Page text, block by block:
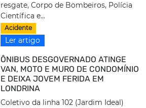
resgate, Corpo de Bombeiros, Polícia
Científica e...
Acidente
Ler artigo
ÔNIBUS DESGOVERNADO ATINGE
VAN, MOTO E MURO DE CONDOMÍNIO
E DEIXA JOVEM FERIDA EM
LONDRINA
Coletivo da linha 102 (Jardim Ideal)